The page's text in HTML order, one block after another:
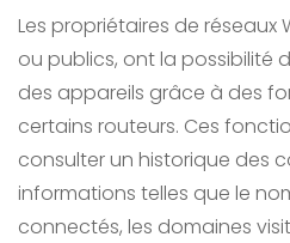
Les propriétaires de réseaux
ou publics, ont la possibilité
des appareils grâce à des
certains routeurs. Ces
consulter un historique des
informations telles que le
connectés, les domaines